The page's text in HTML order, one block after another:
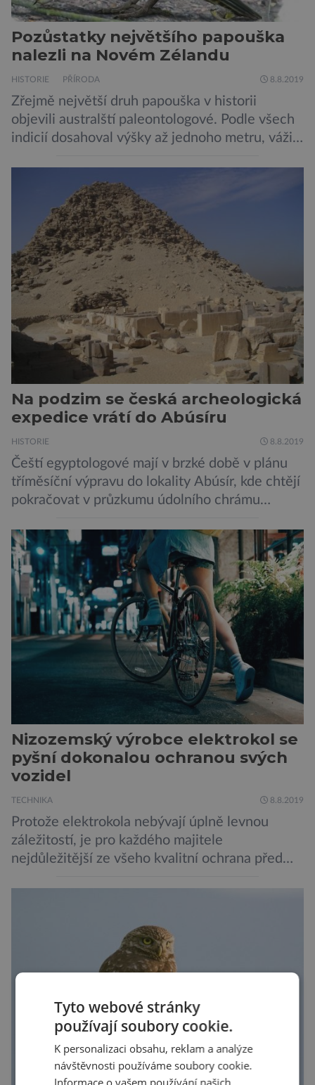
Pozůstatky největšího papouška
nalezli na Novém Zélandu
HISTORIE PŘÍRODA 8.8.2019
Zřejmě největší druh papouška v historii
objevili australští paleontologové. Podle všech
indicií dosahoval výšky až jednoho metru, vážil
pojmenování Heracles inexpectatus a doba
jeho života je datována přibližně před 19
miliony lety. „Nový Zéland je dobře známý
svými velkými nelétavými ptáky. Dominantní
[…]
Na podzim se česká archeologická
expedice vrátí do Abúsíru
HISTORIE 8.8.2019
Čeští egyptologové mají v brzké době v plánu
tříměsíční výpravu do lokality Abúsír, kde chtějí
pokračovat v průzkumu údolního chrámu
Ceje. Lucie Jirásková z Českého
egyptologického ústavu FF UK řekla, že je
v plánu také zpracování vykopaných předmětů.
„V průběhu výzkumů není moc času na
zpracování nálezů. Necháváme si na to tedy
měsíc, kdy […]
Nizozemský výrobce elektrokol se
pyšní dokonalou ochranou svých
vozidel
TECHNIKA 8.8.2019
Protože elektrokola nebývají úplně levnou
záležitostí, je pro každého majitele
nejdůležitější ze všeho kvalitní ochrana před
Skutečně nepřehání? Pokud se podrobněji
podíváme na ochranu jejich elektrokol
Electrified S2 a X2, pak je […]
Tyto webové stránky
používají soubory cookie.
K personalizaci obsahu, reklam a analýze
návštěvnosti používáme soubory cookie.
Informace o vašem používání našich